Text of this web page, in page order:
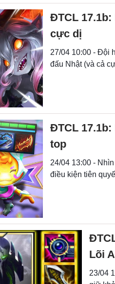
ĐTCL
cực dị
27/04 10:00 - Đội
đấu Nhật (và cả
ĐTCL
top
24/04 13:00 -
điều kiện tiên
Lõi
23/04